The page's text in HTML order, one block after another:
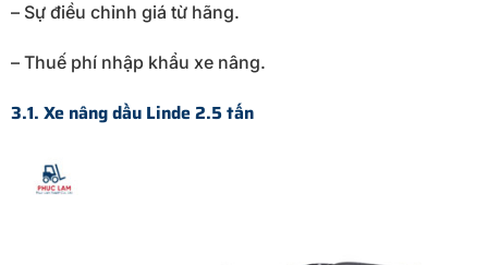
– Sự điều chỉnh giá từ hãng.
– Thuế phí nhập khẩu xe nâng.
3.1. Xe nâng dầu Linde 2.5 tấn